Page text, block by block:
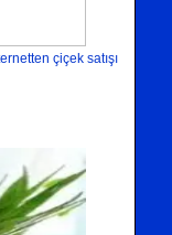
çiçek satışı